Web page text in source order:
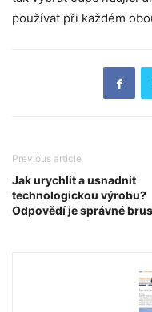
používat při každém
Previous article
Jak urychlit a usnadnit
technologickou výrobu?
Odpovědí je správné